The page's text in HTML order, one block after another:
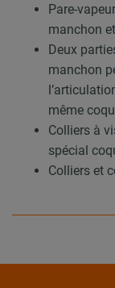
Pare-
manchon
Deux
manchon
même
Colliers à
spécial
Colliers et